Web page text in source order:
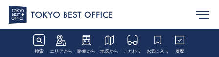
検索 エリアから 路線から 地図から こだわり お気に入り 履歴